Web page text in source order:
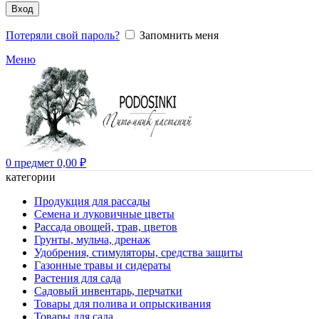
Вход
Потеряли свой пароль?
Запомнить меня
Меню
0 предмет 0,00 ₽
категории
Продукция для рассады
Семена и луковичные цветы
Рассада овощей, трав, цветов
Грунты, мульча, дренаж
Удобрения, стимуляторы, средства защиты
Газонные травы и сидераты
Растения для сада
Садовый инвентарь, перчатки
Товары для полива и опрыскивания
Товары для сада